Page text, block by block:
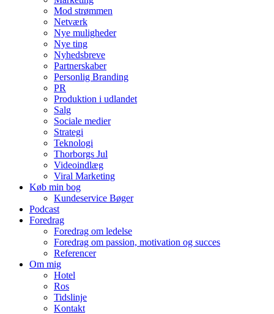
Mod strømmen
Netværk
Nye muligheder
Nye ting
Nyhedsbreve
Partnerskaber
Personlig Branding
PR
Produktion i udlandet
Salg
Sociale medier
Strategi
Teknologi
Thorborgs Jul
Videoindlæg
Viral Marketing
Køb min bog
Kundeservice Bøger
Podcast
Foredrag
Foredrag om ledelse
Foredrag om passion, motivation og succes
Referencer
Om mig
Hotel
Ros
Tidslinje
Kontakt